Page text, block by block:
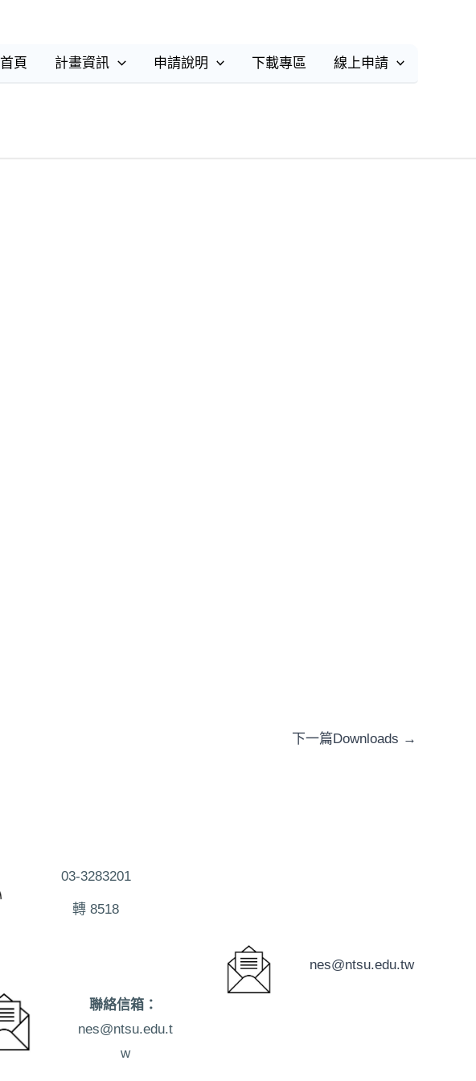
首頁 計畫資訊 申請說明 下載專區 線上申請
下一篇Downloads →
03-3283201
轉 8518
聯絡信箱：
nes@ntsu.edu.t
w
nes@ntsu.edu.tw